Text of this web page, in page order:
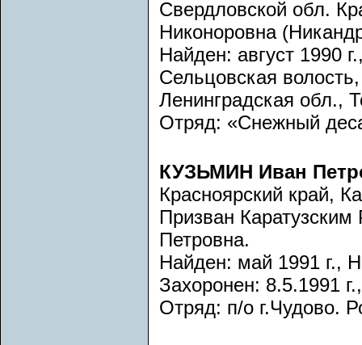
Свердловской обл.
Никоноровна
Найден: август 1990
Сельцовская
Ленинградская обл.,
Отряд: «Снежный
КУЗЬМИН Иван
Красноярский край,
Призван
Петровна.
Найден: май 1991 г.,
Захоронен: 8.5.1991
Отряд: п/о г.Чудово.